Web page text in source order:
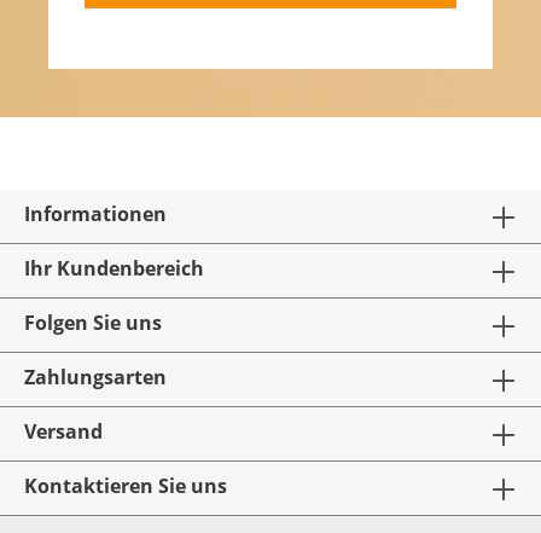
Informationen
Ihr Kundenbereich
Folgen Sie uns
Zahlungsarten
Versand
Kontaktieren Sie uns